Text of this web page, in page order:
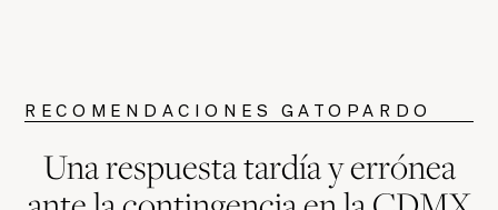
RECOMENDACIONES GATOPARDO
Una respuesta tardía y errónea